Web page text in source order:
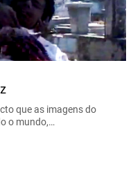
que as imagens do
o mundo,…